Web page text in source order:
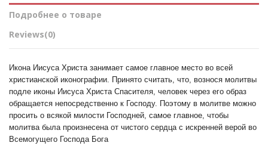
Подробнее о товаре
Reviews(0)
Икона Иисуса Христа занимает самое главное место во всей
христианской иконографии. Принято считать, что, вознося молитвы
подле иконы Иисуса Христа Спасителя, человек через его образ
обращается непосредственно к Господу. Поэтому в молитве можно
просить о всякой милости Господней, самое главное, чтобы
молитва была произнесена от чистого сердца с искренней верой во
Всемогущего Господа Бога